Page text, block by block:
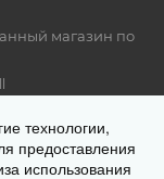
магазин по
технологии,
предоставления
использования